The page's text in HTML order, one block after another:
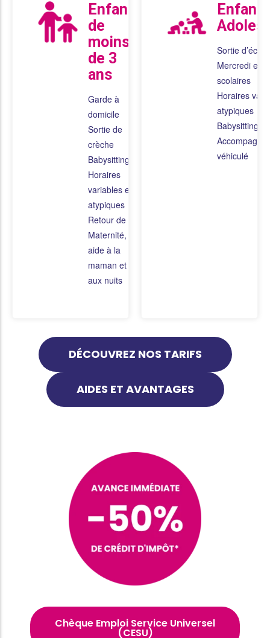
Enfants
de
moins
de 3
ans
Garde à
domicile
Sortie de
crèche
Babysitting
Horaires
variables et
atypiques
Retour de
Maternité,
aide à la
maman et
aux nuits
Sortie d’école
Mercredi et
scolaires
Horaires
atypiques
Babysitting
véhiculé
DÉCOUVREZ NOS TARIFS
AIDES ET AVANTAGES
Chèque Emploi Service Universel
(CESU)